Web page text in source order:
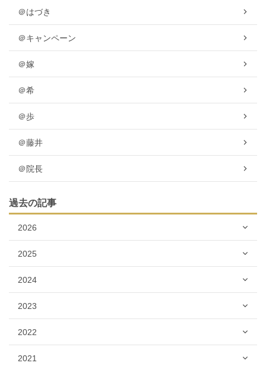
＠はづき
＠キャンペーン
＠嫁
＠希
＠歩
＠藤井
＠院長
過去の記事
2026
2025
2024
2023
2022
2021